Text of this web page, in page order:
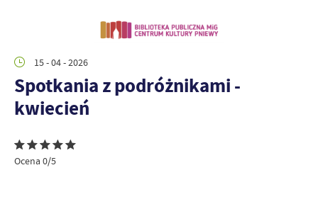
15 - 04 - 2026
Spotkania z podróżnikami -
kwiecień
Ocena 0/5